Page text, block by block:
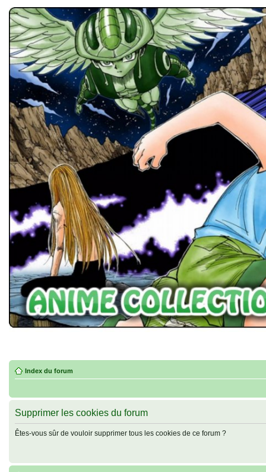
Index du forum
Supprimer les cookies du forum
Êtes-vous sûr de vouloir supprimer tous les cookies de ce forum ?